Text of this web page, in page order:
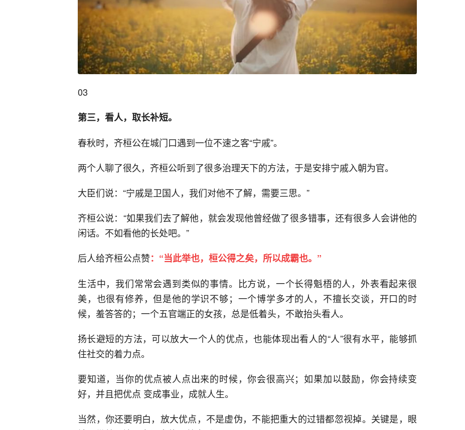
03
第三，看人，取长补短。
春秋时，齐桓公在城门口遇到一位不速之客“宁戚”。
两个人聊了很久，齐桓公听到了很多治理天下的方法，于是安排宁戚入朝为官。
大臣们说：“宁戚是卫国人，我们对他不了解，需要三思。”
齐桓公说：“如果我们去了解他，就会发现他曾经做了很多错事，还有很多人会讲他的
闲话。不如看他的长处吧。”
后人给齐桓公点赞：“当此举也，桓公得之矣，所以成霸也。”
生活中，我们常常会遇到类似的事情。比方说，一个长得魁梧的人，外表看起来很
美，也很有修养，但是他的学识不够；一个博学多才的人，不擅长交谈，开口的时
候，羞答答的；一个五官端正的女孩，总是低着头，不敢抬头看人。
扬长避短的方法，可以放大一个人的优点，也能体现出看人的“人”很有水平，能够抓
住社交的着力点。
要知道，当你的优点被人点出来的时候，你会很高兴；如果加以鼓励，你会持续变
好，并且把优点 变成事业，成就人生。
当然，你还要明白，放大优点，不是虚伪，不能把重大的过错都忽视掉。关键是，眼